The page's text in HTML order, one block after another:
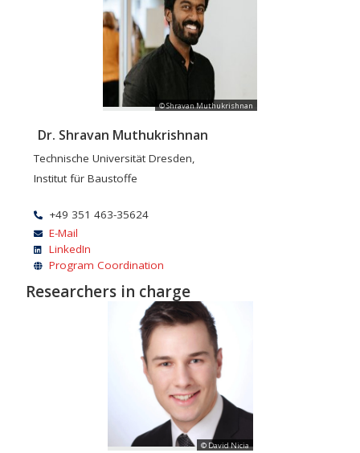
© Shravan Muthukrishnan
Dr. Shravan Muthukrishnan
Technische Universität Dresden,
Institut für Baustoffe
+49 351 463-35624
E-Mail
LinkedIn
Program Coordination
Researchers in charge
© David Nicia